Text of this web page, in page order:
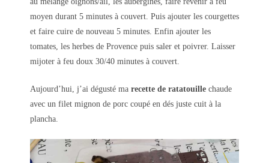
moyen durant 5 minutes à couvert. Puis ajouter les courgettes
et faire cuire de nouveau 5 minutes. Enfin ajouter les
tomates, les herbes de Provence puis saler et poivrer. Laisser
mijoter à feu doux 30/40 minutes à couvert.
Aujourd’hui, j’ai dégusté ma recette de ratatouille chaude
avec un filet mignon de porc coupé en dés juste cuit à la
plancha.